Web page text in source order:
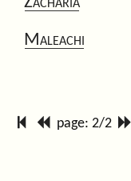
Maleachi
page: 2/2